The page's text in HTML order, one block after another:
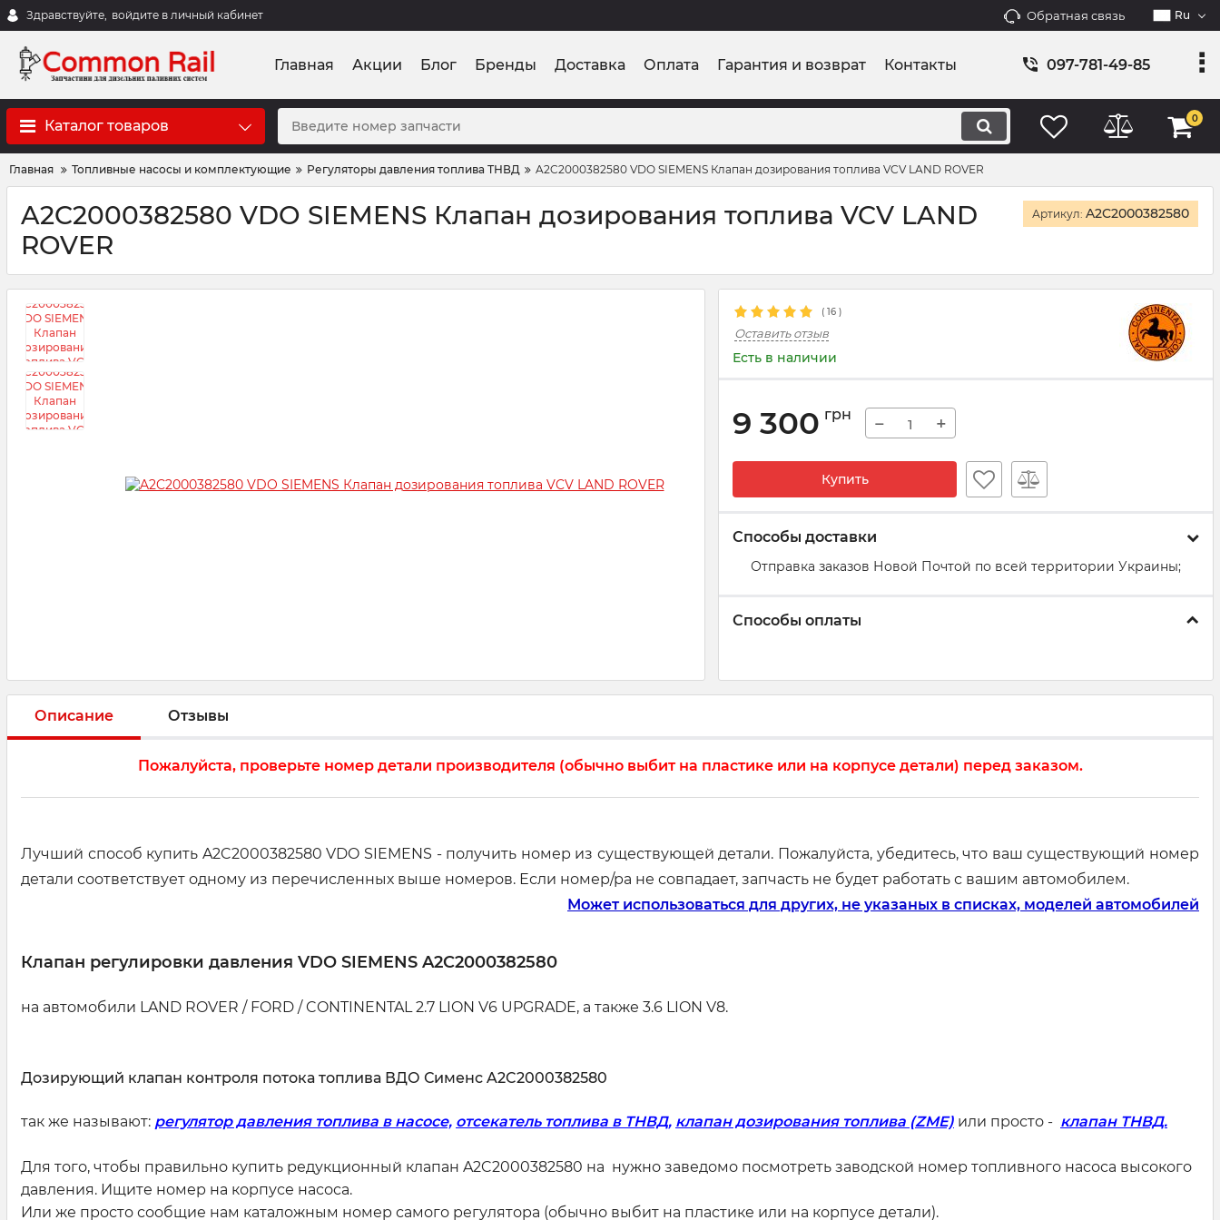
Здравствуйте, войдите в личный кабинет Обратная связь Ru
Главная Акции Блог Бренды Доставка Оплата Гарантия и возврат Контакты 097-781-49-85
Каталог товаров 0
Главная Топливные насосы и комплектующие Регуляторы давления топлива ТНВД A2C2000382580 VDO SIEMENS Клапан дозирования топлива VCV LAND ROVER
A2C2000382580 VDO SIEMENS Клапан дозирования топлива VCV LAND
ROVER
Артикул: A2C2000382580
( 16 )
Оставить отзыв
Есть в наличии
9 300 грн − +
Купить
Способы доставки
Отправка заказов Новой Почтой по всей территории Украины;
Способы оплаты
Описание Отзывы
Пожалуйста, проверьте номер детали производителя (обычно выбит на пластике или на корпусе детали) перед заказом.
Лучший способ купить A2C2000382580 VDO SIEMENS - получить номер из существующей детали. Пожалуйста, убедитесь, что ваш существующий номер
детали соответствует одному из перечисленных выше номеров. Если номер/ра не совпадает, запчасть не будет работать с вашим автомобилем.
Может использоваться для других, не указаных в списках, моделей автомобилей
Клапан регулировки давления VDO SIEMENS A2C2000382580
на автомобили LAND ROVER / FORD / CONTINENTAL 2.7 LION V6 UPGRADE, а также 3.6 LION V8.
Дозирующий клапан контроля потока топлива ВДО Сименс A2C2000382580
так же называют: регулятор давления топлива в насосе, отсекатель топлива в ТНВД, клапан дозирования топлива (ZME) или просто - клапан ТНВД.
Для того, чтобы правильно купить редукционный клапан A2C2000382580 на нужно заведомо посмотреть заводской номер топливного насоса высокого
давления. Ищите номер на корпусе насоса.
Или же просто сообщие нам каталожным номер самого регулятора (обычно выбит на пластике или на корпусе детали).